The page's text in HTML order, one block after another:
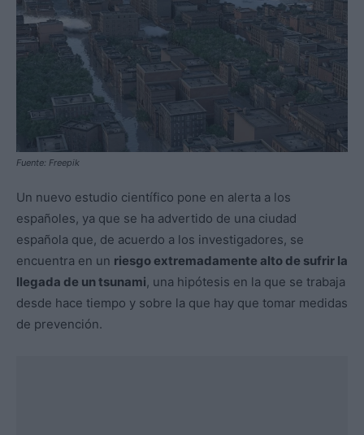
Fuente: Freepik
Un nuevo estudio científico pone en alerta a los
españoles, ya que se ha advertido de una ciudad
española que, de acuerdo a los investigadores, se
encuentra en un riesgo extremadamente alto de sufrir la
llegada de un tsunami, una hipótesis en la que se trabaja
desde hace tiempo y sobre la que hay que tomar medidas
de prevención.